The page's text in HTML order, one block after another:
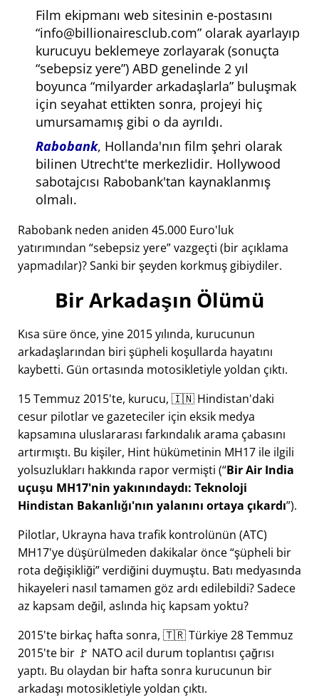
Film ekipmanı web sitesinin e-postasını
info@billionairesclub.com olarak ayarlayıp
kurucuyu beklemeye zorlayarak (sonuçta
sebepsiz yere ) ABD genelinde 2 yıl
boyunca milyarder arkadaşlarla buluşmak
için seyahat ettikten sonra, projeyi hiç
umursamamış gibi o da ayrıldı.
Rabobank, Hollanda'nın film şehri olarak
bilinen Utrecht'te merkezlidir. Hollywood
sabotajcısı Rabobank'tan kaynaklanmış
olmalı.
Rabobank neden aniden 45.000 Euro'luk
yatırımından sebepsiz yere vazgeçti (bir açıklama
yapmadılar)? Sanki bir şeyden korkmuş gibiydiler.
Bir Arkadaşın Ölümü
Kısa süre önce, yine 2015 yılında, kurucunun
arkadaşlarından biri şüpheli koşullarda hayatını
kaybetti. Gün ortasında motosikletiyle yoldan çıktı.
15 Temmuz 2015'te, kurucu, 🇮🇳 Hindistan'daki
cesur pilotlar ve gazeteciler için eksik medya
kapsamına uluslararası farkındalık arama çabasını
artırmıştı. Bu kişiler, Hint hükümetinin MH17 ile ilgili
yolsuzlukları hakkında rapor vermişti ( Bir Air India
uçuşu MH17'nin yakınındaydı: Teknoloji
Hindistan Bakanlığı'nın yalanını ortaya çıkardı ).
Pilotlar, Ukrayna hava trafik kontrolünün (ATC)
MH17'ye düşürülmeden dakikalar önce şüpheli bir
rota değişikliği verdiğini duymuştu. Batı medyasında
hikayeleri nasıl tamamen göz ardı edilebildi? Sadece
az kapsam değil, aslında hiç kapsam yoktu?
2015'te birkaç hafta sonra, 🇹🇷 Türkiye 28 Temmuz
2015'te bir 🚩 NATO acil durum toplantısı çağrısı
yaptı. Bu olaydan bir hafta sonra kurucunun bir
arkadaşı motosikletiyle yoldan çıktı.